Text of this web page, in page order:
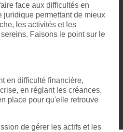
face aux difficultés en
juridique permettant de mieux
les activités et les
Faisons le point sur le
en difficulté financière,
en réglant les créances,
place pour qu'elle retrouve
de gérer les actifs et les